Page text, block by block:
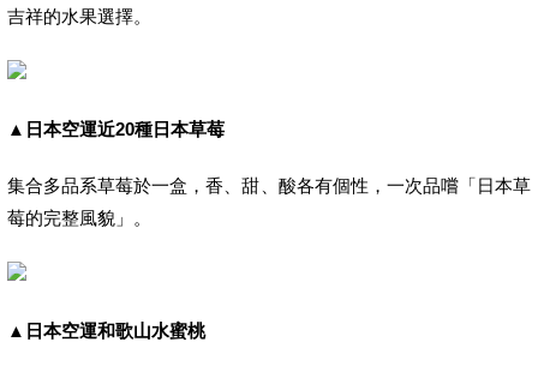
吉祥的水果選擇。
▲ 日本空運近20種日本草莓
集合多品系草莓於一盒，香、甜、酸各有個性，一次品嚐「日本草
莓的完整風貌」。
▲ 日本空運和歌山水蜜桃